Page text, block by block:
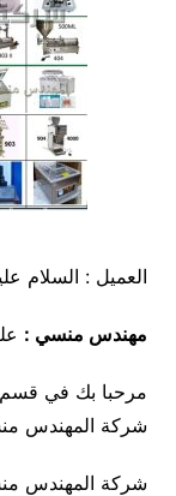
العميل : السلام
مهندس منسي :
مرحبا بك في قسم
شركة المهندس
شركة المهندس